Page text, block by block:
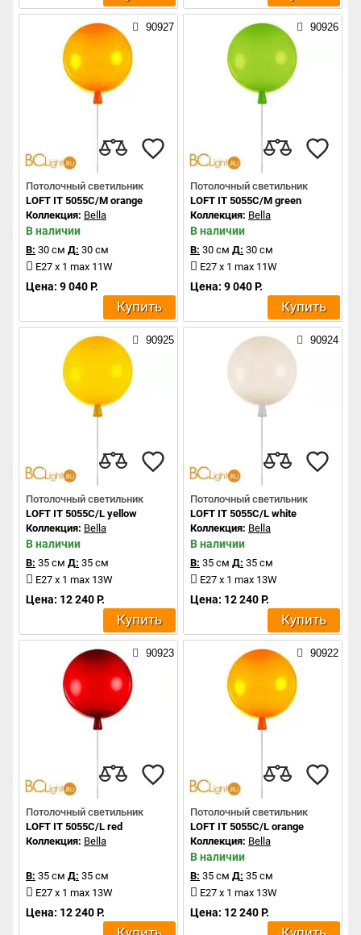
90927
Потолочный светильник
LOFT IT 5055C/M orange
Коллекция: Bella
В наличии
В: 30 см Д: 30 см
E27 x 1 max 11W
Цена: 9 040 Р.
Купить
90926
Потолочный светильник
LOFT IT 5055C/M green
Коллекция: Bella
В наличии
В: 30 см Д: 30 см
E27 x 1 max 11W
Цена: 9 040 Р.
Купить
90925
Потолочный светильник
LOFT IT 5055C/L yellow
Коллекция: Bella
В наличии
В: 35 см Д: 35 см
E27 x 1 max 13W
Цена: 12 240 Р.
Купить
90924
Потолочный светильник
LOFT IT 5055C/L white
Коллекция: Bella
В наличии
В: 35 см Д: 35 см
E27 x 1 max 13W
Цена: 12 240 Р.
Купить
90923
Потолочный светильник
LOFT IT 5055C/L red
Коллекция: Bella
В: 35 см Д: 35 см
E27 x 1 max 13W
Цена: 12 240 Р.
90922
Потолочный светильник
LOFT IT 5055C/L orange
Коллекция: Bella
В наличии
В: 35 см Д: 35 см
E27 x 1 max 13W
Цена: 12 240 Р.